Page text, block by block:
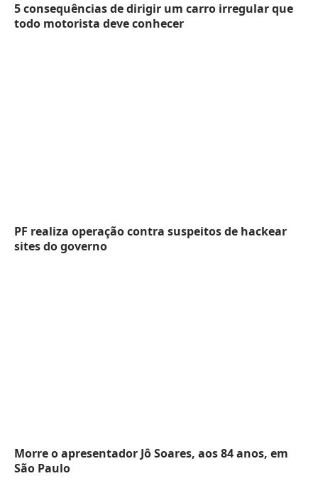
5 consequências de dirigir um carro irregular que
todo motorista deve conhecer
PF realiza operação contra suspeitos de hackear
sites do governo
Morre o apresentador Jô Soares, aos 84 anos, em
São Paulo